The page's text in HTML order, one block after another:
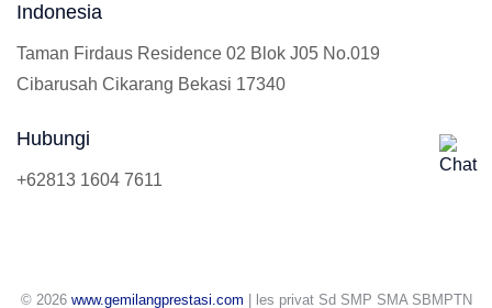
Indonesia
Taman Firdaus Residence 02 Blok J05 No.019
Cibarusah Cikarang Bekasi 17340
Hubungi
+62813 1604 7611
© 2026 www.gemilangprestasi.com | les privat Sd SMP SMA SBMPTN